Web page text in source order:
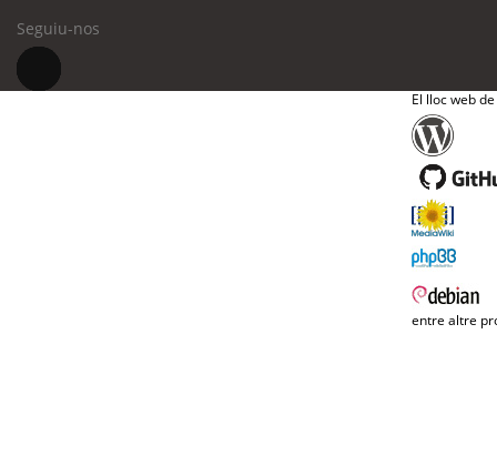
Seguiu-nos
El lloc web
entre altre